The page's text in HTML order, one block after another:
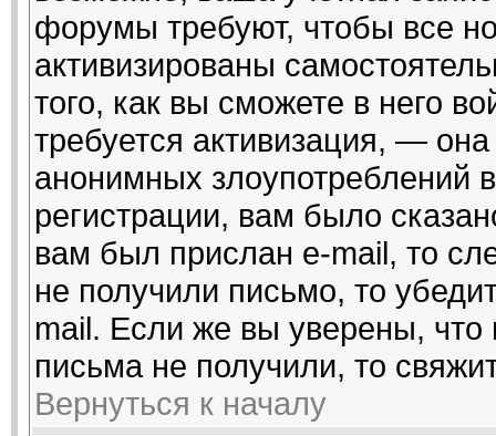
форумы требуют, чтобы все
активизированы
того, как вы сможете в него
требуется активизация, —
анонимных злоупотреблений
регистрации, вам было
вам был прислан e-mail, то
не получили письмо, то
mail. Если же вы уверены,
письма не получили, то
Вернуться к началу